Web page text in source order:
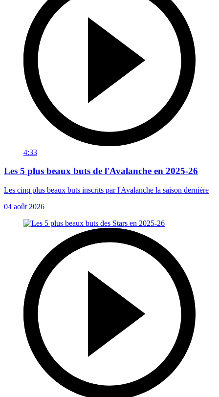
4:33
Les 5 plus beaux buts de l'Avalanche en 2025-26
Les cinq plus beaux buts inscrits par l'Avalanche la saison dernière
04 août 2026